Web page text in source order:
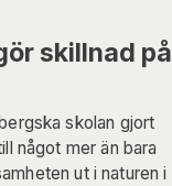
skillnad på
skolan gjort
något mer än bara
ut i naturen i